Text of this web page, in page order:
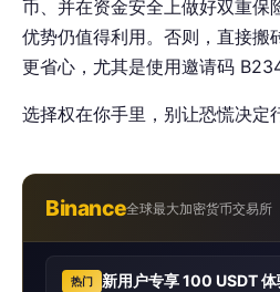
币、并在资金安全上做好双重保
优势仍值得利用。否则，直接搬
更省心，尤其是使用邀请码
选择权在你手里，别让恐慌决定
Binance全球最大加密货币交易所
热门 新用户专享 100 USDT